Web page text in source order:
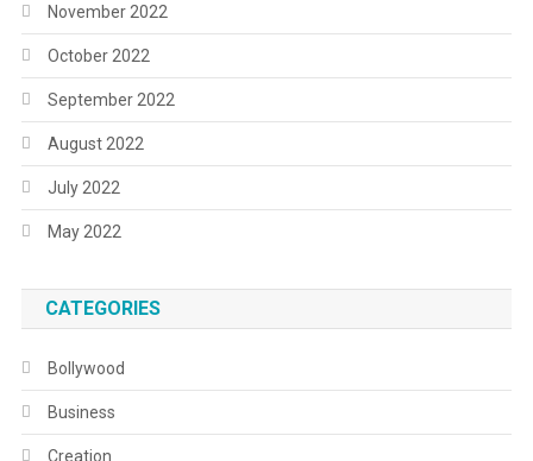
November 2022
October 2022
September 2022
August 2022
July 2022
May 2022
CATEGORIES
Bollywood
Business
Creation